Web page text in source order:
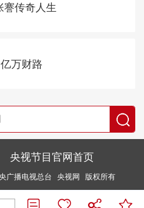
謇传奇人生
万财路
央视节目官网首页
广播电视总台 央视网 版权所有